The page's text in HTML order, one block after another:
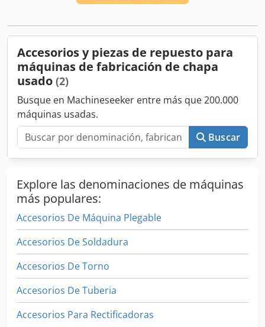
Accesorios y piezas de repuesto para
máquinas de fabricación de chapa
usado (2)
Busque en Machineseeker entre más que 200.000
máquinas usadas.
Buscar
Explore las denominaciones de máquinas
más populares:
Accesorios De Máquina Plegable
Accesorios De Soldadura
Accesorios De Torno
Accesorios De Tuberia
Accesorios Para Rectificadoras